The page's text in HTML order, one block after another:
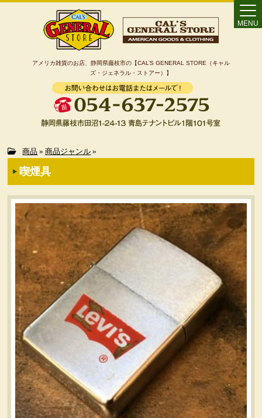
アメリカ雑貨のお店、静岡県藤枝市の【CAL’S GENERAL STORE（キャル
ズ・ジェネラル・ストアー）】
MENU
特定商取引法に基づく表記
カテゴリー検索
ヴィンテージ・グッズ
LIFE誌 企業広告切り抜き
ファイヤーキング他
コカコーラ・グッズ
商品 » 商品ジャンル »
喫煙具